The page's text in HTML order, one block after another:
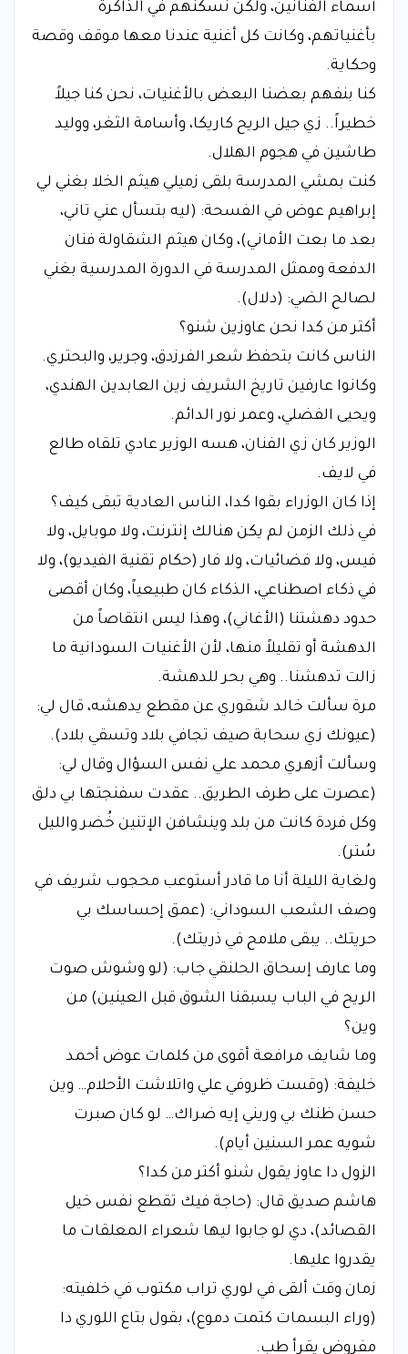
أسماء الفنانين، ولكن نسكنهم في الذاكرة
بأغنياتهم، وكانت كل أغنية عندنا معها موقف وقصة
وحكاية.
​كنا بنفهم بعضنا البعض بالأغنيات، نحن كنا جيلاً
خطيراً.. زي جيل الريح كاريكا، وأسامة الثغر، ووليد
طاشين في هجوم الهلال.
​كنت بمشي المدرسة بلقى زميلي هيثم الخلا بغني لي
إبراهيم عوض في الفسحة: (ليه بتسأل عني تاني،
بعد ما بعت الأماني)، وكان هيثم الشقاولة فنان
الدفعة وممثل المدرسة في الدورة المدرسية بغني
لصالح الضي: (دلال).
​أكتر من كدا نحن عاوزين شنو؟
​الناس كانت بتحفظ شعر الفرزدق، وجرير، والبحتري.
​وكانوا عارفين تاريخ الشريف زين العابدين الهندي،
ويحيى الفضلي، وعمر نور الدائم.
​الوزير كان زي الفنان، هسه الوزير عادي تلقاه طالع
في لايف.
​إذا كان الوزراء بقوا كدا، الناس العادية تبقى كيف؟
​في ذلك الزمن لم يكن هنالك إنترنت، ولا موبايل، ولا
فيس، ولا فضائيات، ولا فار (حكام تقنية الفيديو)، ولا
في ذكاء اصطناعي، الذكاء كان طبيعياً، وكان أقصى
حدود دهشتنا (الأغاني)، وهذا ليس انتقاصاً من
الدهشة أو تقليلاً منها، لأن الأغنيات السودانية ما
زالت تدهشنا.. وهي بحر للدهشة.
​مرة سألت خالد شقوري عن مقطع يدهشه، قال لي:
(عيونك زي سحابة صيف تجافي بلاد وتسقي بلاد).
​وسألت أزهري محمد علي نفس السؤال وقال لي:
(عصرت على طرف الطريق.. عقدت سفنجتها بي دلق
وكل فردة كانت من بلد وينشافن الإتنين خُضر والليل
سُتر).
​ولغاية الليلة أنا ما قادر أستوعب محجوب شريف في
وصف الشعب السوداني: (عمق إحساسك بي
حريتك.. يبقى ملامح في ذريتك).
​وما عارف إسحاق الحلنقي جاب: (لو وشوش صوت
الريح في الباب يسبقنا الشوق قبل العينين) من
وين؟
​وما شايف مرافعة أقوى من كلمات عوض أحمد
خليفة: (وقست ظروفي علي واتلاشت الأحلام… وين
حسن ظنك بي وريني إيه ضراك… لو كان صبرت
شويه عمر السنين أيام).
​الزول دا عاوز يقول شنو أكتر من كدا؟
​هاشم صديق قال: (حاجة فيك تقطع نفس خيل
القصائد)، دي لو جابوا ليها شعراء المعلقات ما
يقدروا عليها.
​زمان وقت ألقى في لوري تراب مكتوب في خلفيته:
(وراء البسمات كتمت دموع)، بقول بتاع اللوري دا
مفروض يقرأ طب.